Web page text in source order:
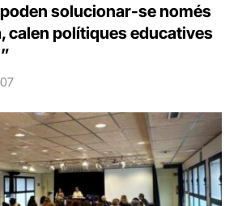
solucionar-se només
calen polítiques educatives